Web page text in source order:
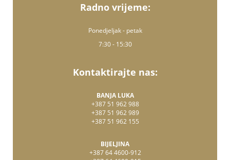
Radno vrijeme:
Ponedjeljak - petak
7:30 - 15:30
Kontaktirajte nas:
BANJA LUKA
+387 51 962 988
+387 51 962 989
+387 51 962 155
BIJELJINA
+387 64 4600-912